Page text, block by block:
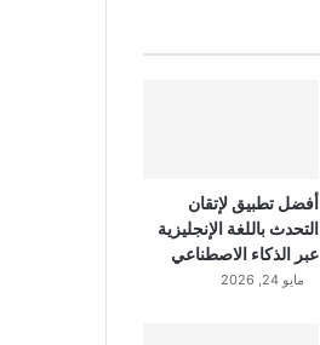
أفضل تطبيق لإتقان
التحدث باللغة الإنجليزية
عبر الذكاء الاصطناعي
مايو 24, 2026